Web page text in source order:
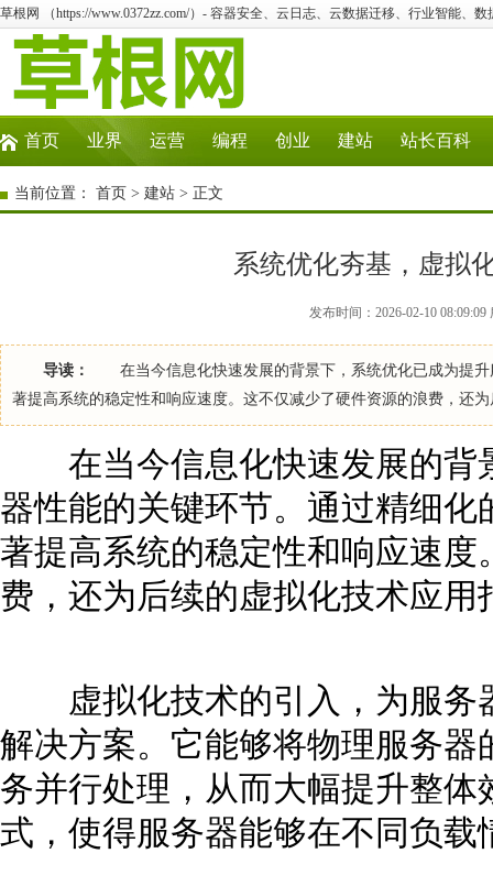
草根网 （https://www.0372zz.com/）- 容器安全、云日志、云数据迁移、行业智能、数
首页 业界 运营 编程 创业 建站 站长百科
当前位置： 首页 > 建站 > 正文
系统优化夯基，虚拟
发布时间：2026-02-10
导读：
在当今信息化快速发展的背景下，系统优化已成为提升
著提高系统的稳定性和响应速度。这不仅减少了硬件资源的浪费，还
在当今信息化快速发展的背
器性能的关键环节。通过精细
著提高系统的稳定性和响应速
费，还为后续的虚拟化技术应用
虚拟化技术的引入，为服务
解决方案。它能够将物理服务
务并行处理，从而大幅提升整
式，使得服务器能够在不同负载